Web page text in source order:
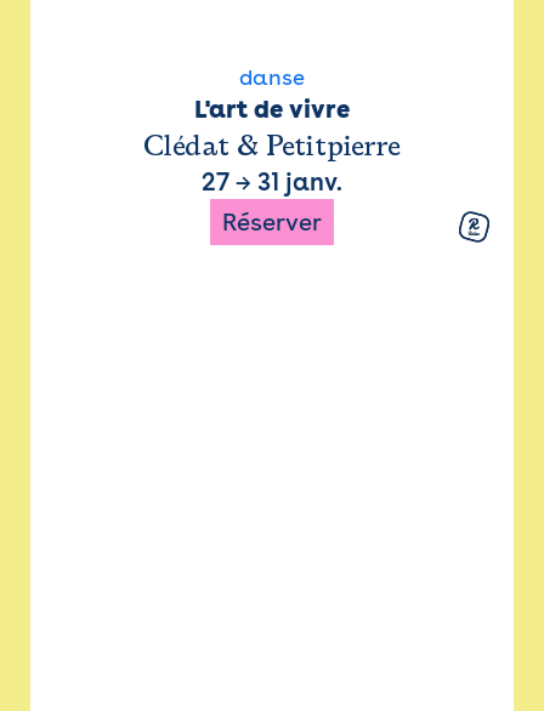
danse
L'art de vivre
Clédat & Petitpierre
27 → 31 janv.
Réserver